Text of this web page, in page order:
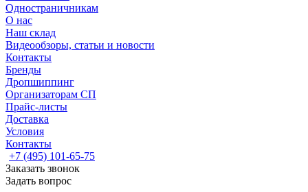
Одностраничникам
О нас
Наш склад
Видеообзоры, статьи и новости
Контакты
Бренды
Дропшиппинг
Организаторам СП
Прайс-листы
Доставка
Условия
Контакты
+7 (495) 101-65-75
Заказать звонок
Задать вопрос